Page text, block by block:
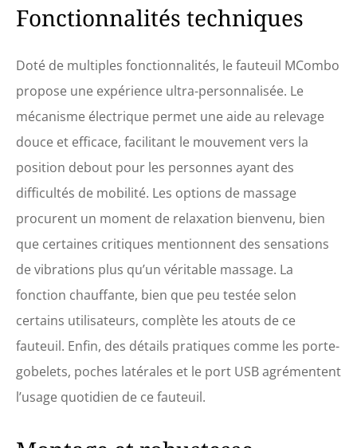
d'économiser de l'espace.
Facile à assembler. En
unique et du câblage, le
très simple et ne nécessite
aucun outil. Seulement 15
débutants. Autres
indications : l'article est
livré à monter soi-même.
Livré en 3 colis.
Fonctionnalités techniques
Doté de multiples fonctionnalités, le fauteuil MCombo
propose une expérience ultra-personnalisée. Le
mécanisme électrique permet une aide au relevage
douce et efficace, facilitant le mouvement vers la
position debout pour les personnes ayant des
difficultés de mobilité. Les options de massage
procurent un moment de relaxation bienvenu, bien
que certaines critiques mentionnent des sensations
de vibrations plus qu’un véritable massage. La
fonction chauffante, bien que peu testée selon
certains utilisateurs, complète les atouts de ce
fauteuil. Enfin, des détails pratiques comme les porte-
gobelets, poches latérales et le port USB agrémentent
l’usage quotidien de ce fauteuil.